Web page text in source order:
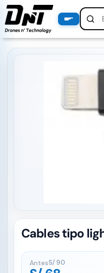
Cables tipo
AntesS/ 90
PRODUCTOS
productos destacados